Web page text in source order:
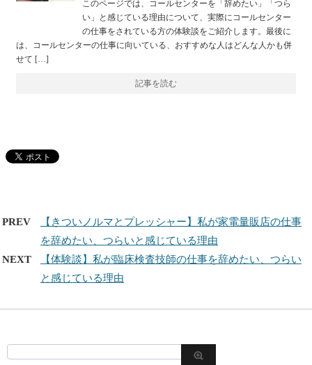
このページでは、コールセンターを「辞めたい」「つら
い」と感じている理由について、実際にコールセンター
の仕事をされている方の体験談をご紹介します。最後に
は、コールセンターの仕事に向いている、おすすめな人はどんな人かも併
せて […]
記事を読む
PREV
【きついノルマとプレッシャー】私が家電量販店の仕事
を辞めたい、つらいと感じている理由
NEXT
【体験談】私が臨床検査技師の仕事を辞めたい、つらい
と感じている理由